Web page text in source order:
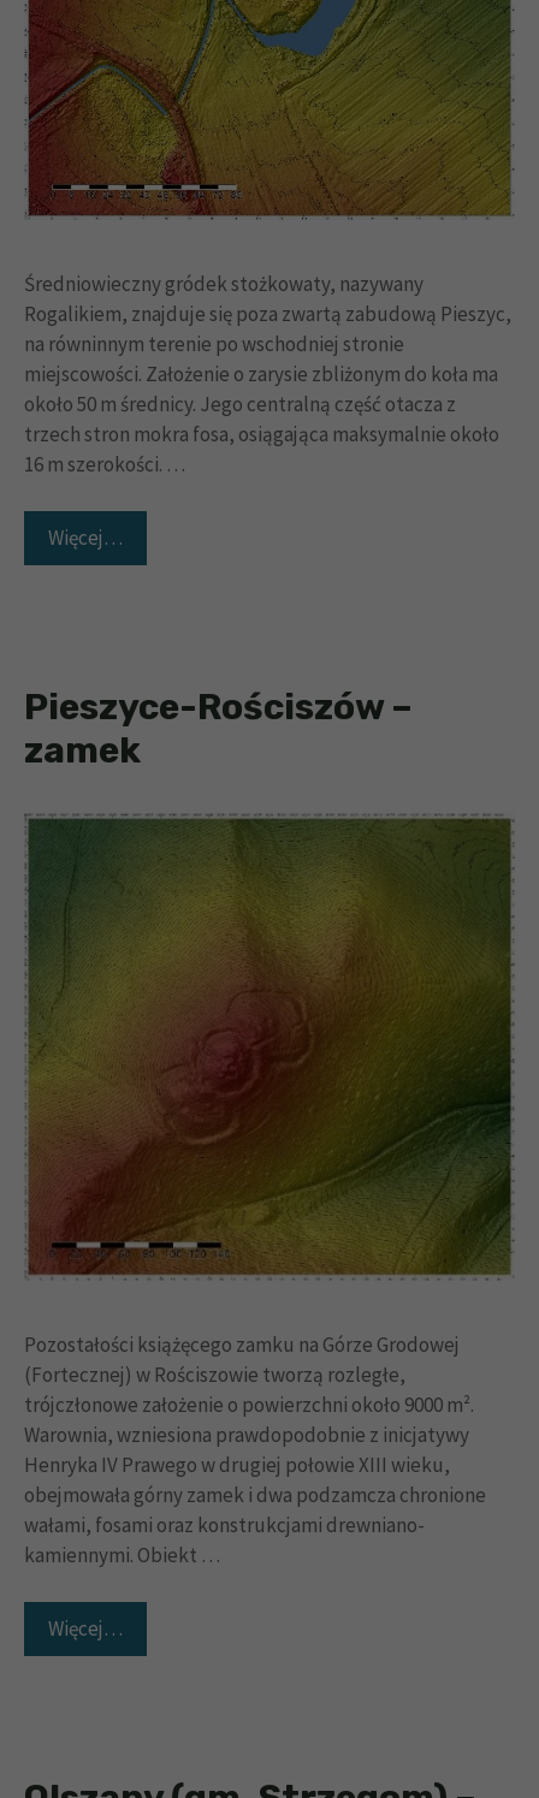
Średniowieczny gródek stożkowaty, nazywany
Rogalikiem, znajduje się poza zwartą zabudową Pieszyc,
na równinnym terenie po wschodniej stronie
miejscowości. Założenie o zarysie zbliżonym do koła ma
około 50 m średnicy. Jego centralną część otacza z
trzech stron mokra fosa, osiągająca maksymalnie około
16 m szerokości. …
Więcej…
Pieszyce-Rościszów –
zamek
Pozostałości książęcego zamku na Górze Grodowej
(Fortecznej) w Rościszowie tworzą rozległe,
trójczłonowe założenie o powierzchni około 9000 m².
Warownia, wzniesiona prawdopodobnie z inicjatywy
Henryka IV Prawego w drugiej połowie XIII wieku,
obejmowała górny zamek i dwa podzamcza chronione
wałami, fosami oraz konstrukcjami drewniano-
kamiennymi. Obiekt …
Więcej…